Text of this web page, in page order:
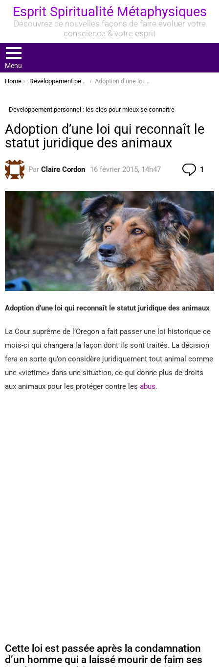
Esprit Spiritualité Métaphysiques
Découvrez de nouvelles façons de faire évoluer votre
conscience & votre esprit
Menu
You are here:
Home Développement personnel : les clés pour mieux se connaître Adoption d’une loi qui reconnaît le statut juridique des animaux
Développement personnel : les clés pour mieux se connaître
Adoption d’une loi qui reconnaît le
statut juridique des animaux
Par Claire Cordon 16 février 2015, 14h47 1
Adoption d’une loi qui reconnaît le statut juridique des animaux
La Cour suprême de l’Oregon a fait passer une loi historique ce
mois-ci qui changera la façon dont ils sont traités. La décision
fera en sorte qu’on considère juridiquement tout animal comme
une «victime» dans une situation, ce qui donne plus de droits
aux animaux pour les protéger contre les abus.
Cette loi est passée après la condamnation
d’un homme qui a laissé mourir de faim ses